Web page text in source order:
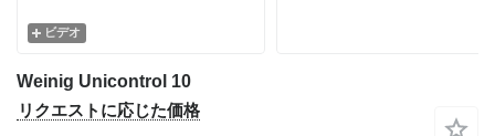
ビデオ
Weinig Unicontrol 10
リクエストに応じた価格